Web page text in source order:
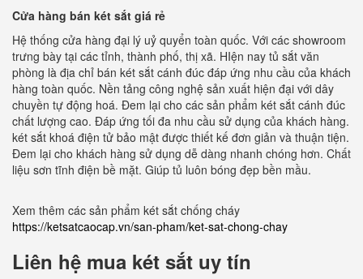
Cửa hàng bán két sắt giá rẻ
Hệ thống cửa hàng đại lý uỷ quyển toàn quốc. Với các showroom
trưng bày tại các tỉnh, thành phố, thị xã. HIện nay tủ sắt văn
phòng là địa chỉ bán két sắt cánh đúc đáp ứng nhu cầu của khách
hàng toàn quốc. Nền tảng công nghệ sản xuất hiện đại với dây
chuyền tự động hoá. Đem lại cho các sản phẩm két sắt cánh đúc
chất lượng cao. Đáp ứng tối đa nhu cầu sử dụng của khách hàng.
két sắt khoá điện tử bảo mật được thiết kế đơn giản và thuận tiện.
Đem lại cho khách hàng sử dụng dễ dàng nhanh chóng hơn. Chất
liệu sơn tĩnh điện bề mặt. Giúp tủ luôn bóng đẹp bền mầu.
Xem thêm các sản phẩm két sắt chống cháy
https://ketsatcaocap.vn/san-pham/ket-sat-chong-chay
Liên hệ mua két sắt uy tín